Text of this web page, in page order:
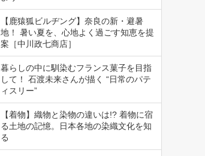
【鹿猿狐ビルヂング】奈良の新・避暑
地！ 暑い夏を、心地よく過ごす知恵を提
案［中川政七商店］
暮らしの中に馴染むフランス菓子を目指
して！ 石渡未来さんが描く “日常のパテ
ィスリー”
【着物】織物と染物の違いは!? 着物に宿
る土地の記憶。日本各地の染織文化を知
る